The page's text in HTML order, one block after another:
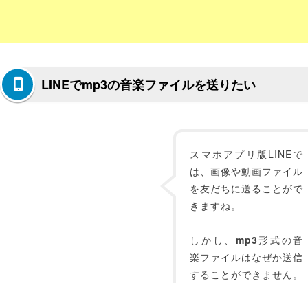
LINEでmp3の音楽ファイルを送りたい
スマホアプリ版LINEで
は、画像や動画ファイル
を友だちに送ることがで
きますね。
しかし、 mp3形式の音
楽ファイルはなぜか送信
することができません。